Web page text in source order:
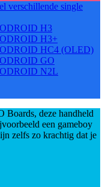
verschillende single
ODROID H3
ODROID H3+
ODROID HC4 (OLED)
ODROID GO
ODROID N2L
Boards, deze handheld
een gameboy
zelfs zo krachtig dat je